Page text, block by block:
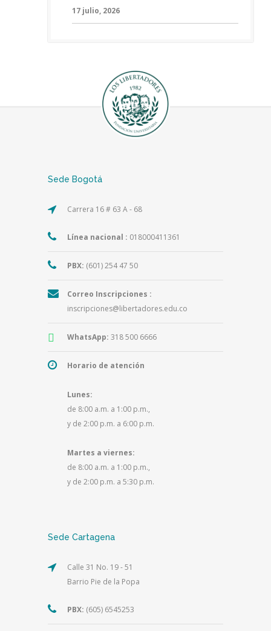
17 julio, 2026
Sede Bogotá
Carrera 16 # 63 A - 68
Línea nacional : 018000411361
PBX: (601) 254 47 50
Correo Inscripciones :
inscripciones@libertadores.edu.co
WhatsApp: 318 500 6666
Horario de atención
Lunes:
de 8:00 a.m. a 1:00 p.m.,
y de 2:00 p.m. a 6:00 p.m.
Martes a viernes:
de 8:00 a.m. a 1:00 p.m.,
y de 2:00 p.m. a 5:30 p.m.
Sede Cartagena
Calle 31 No. 19 - 51
Barrio Pie de la Popa
PBX: (605) 6545253